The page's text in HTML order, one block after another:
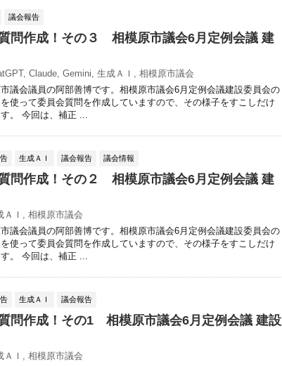
議会報告
問作成！その３ 相模原市議会6月定例会議 建
, Claude, Gemini, 生成ＡＩ , 相模原市議会
議会議員の阿部善博です。相模原市議会6月定例会議建設委員会の
使って委員会質問を作成していますので、その様子をすこしだけ
。 今回は、補正 ...
生成ＡＩ 議会報告 議会情報
問作成！その２ 相模原市議会6月定例会議 建
ＡＩ , 相模原市議会
議会議員の阿部善博です。相模原市議会6月定例会議建設委員会の
使って委員会質問を作成していますので、その様子をすこしだけ
。 今回は、補正 ...
生成ＡＩ 議会報告
問作成！その1 相模原市議会6月定例会議 建設
ＡＩ , 相模原市議会